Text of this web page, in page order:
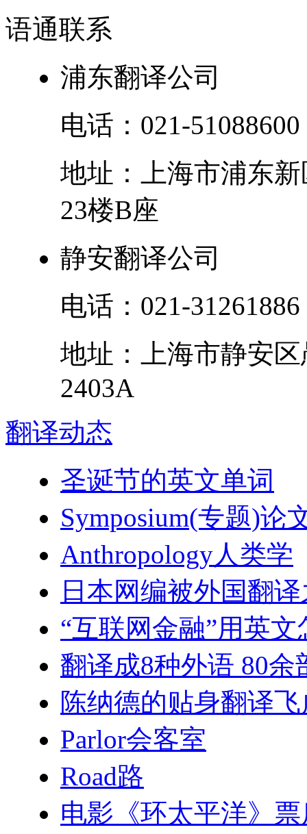
语通联系
浦东翻译公司
电话： 021-51088600
地址：
上海市浦东新
23楼B座
静安翻译公司
电话： 021-31261886
地址：
上海市静安区
2403A
翻译动态
圣诞节的英文单词
Symposium(专题)论
Anthropology人类学
日本网编被外国翻
“互联网金融”用英
翻译成8种外语 80
陈纳德的贴身翻译
Parlor会客室
Road路
电影《环太平洋》